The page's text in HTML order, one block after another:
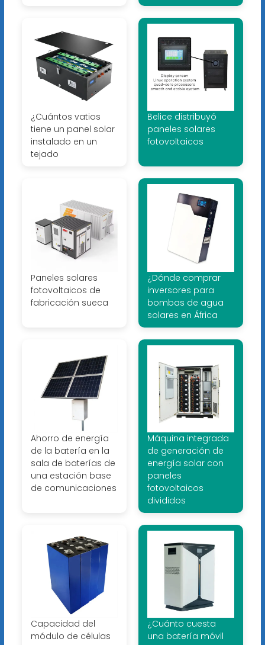
¿Cuántos vatios
tiene un panel solar
instalado en un
tejado
Belice distribuyó
paneles solares
fotovoltaicos
Paneles solares
fotovoltaicos de
fabricación sueca
¿Dónde comprar
inversores para
bombas de agua
solares en África
Ahorro de energía
de la batería en la
sala de baterías de
una estación base
de comunicaciones
Máquina integrada
de generación de
energía solar con
paneles
fotovoltaicos
divididos
Capacidad del
módulo de células
¿Cuánto cuesta
una batería móvil